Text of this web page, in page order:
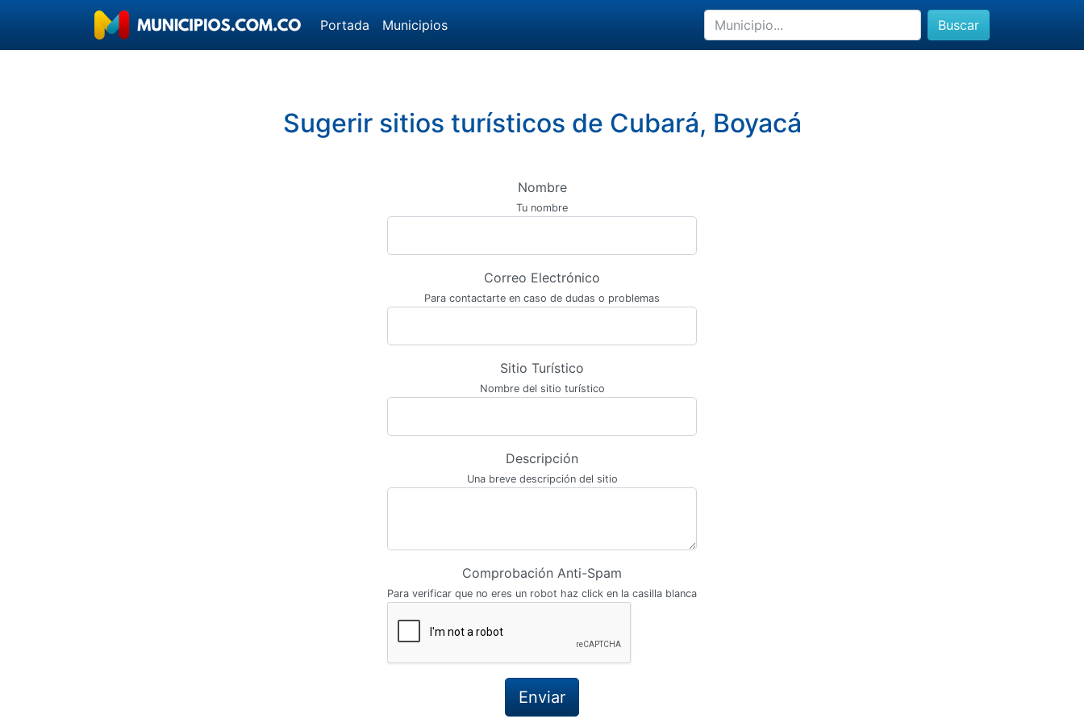
Portada Municipios Buscar
Sugerir sitios turísticos de Cubará, Boyacá
Nombre
Tu nombre
Correo Electrónico
Para contactarte en caso de dudas o problemas
Sitio Turístico
Nombre del sitio turístico
Descripción
Una breve descripción del sitio
Comprobación Anti-Spam
Para verificar que no eres un robot haz click en la casilla blanca